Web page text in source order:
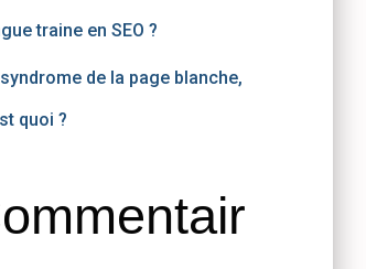
traine en SEO ?
de la page blanche,
quoi ?